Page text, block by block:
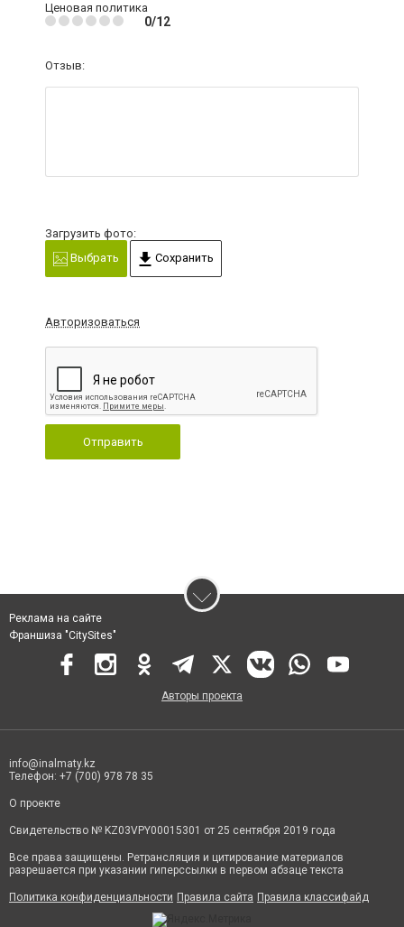
Ценовая политика
0/12
Отзыв:
Загрузить фото:
Выбрать
Сохранить
Авторизоваться
Отправить
Реклама на сайте
Франшиза "CitySites"
Авторы проекта
info@inalmaty.kz
Телефон: +7 (700) 978 78 35
О проекте
Свидетельство № KZ03VPY00015301 от 25 сентября 2019 года
Все права защищены. Ретрансляция и цитирование материалов
разрешается при указании гиперссылки в первом абзаце текста
Политика конфиденциальности Правила сайта Правила классифайд